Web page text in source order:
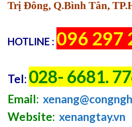
Trị Đông, Q.Bình Tân,
HOTLINE : 096 297
Tel: 028- 6681.
Email:
Website: xenangtay.vn